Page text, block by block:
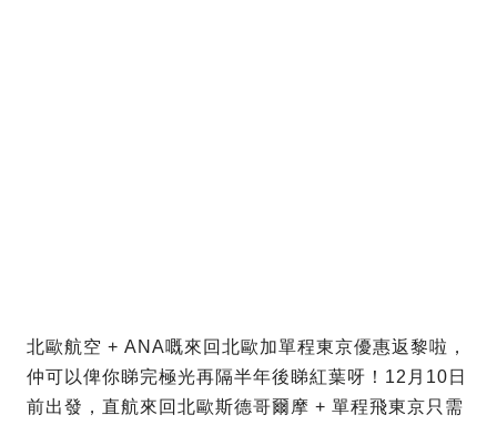
北歐航空 + ANA嘅來回北歐加單程東京優惠返黎啦，
仲可以俾你睇完極光再隔半年後睇紅葉呀！12月10日
前出發，直航來回北歐斯德哥爾摩 + 單程飛東京只需